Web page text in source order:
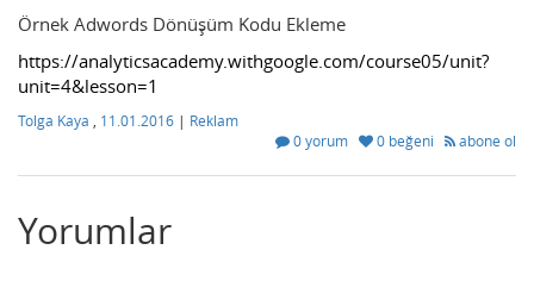
Örnek Adwords Dönüşüm Kodu Ekleme
https://analyticsacademy.withgoogle.com/course05/unit?
unit=4&lesson=1
Tolga Kaya 11.01.2016 | Reklam
0 yorum
0 beğeni abone ol
Yorumlar